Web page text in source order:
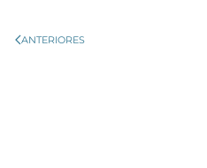
ANTERIORES